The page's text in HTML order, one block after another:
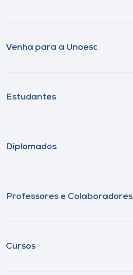
Venha para a Unoesc
Estudantes
Diplomados
Professores e Colaboradores
Cursos